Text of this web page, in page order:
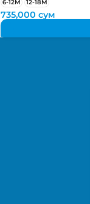
6-12М 12-18М
735,000сум